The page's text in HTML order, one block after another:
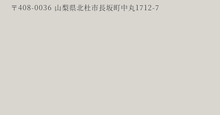
〒408-0036 山梨県北杜市長坂町中丸1712-7